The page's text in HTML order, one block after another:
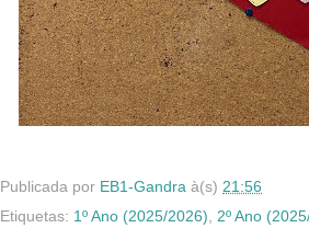
Publicada por EB1-Gandra à(s) 21:56
Etiquetas: 1º Ano (2025/2026), 2º Ano